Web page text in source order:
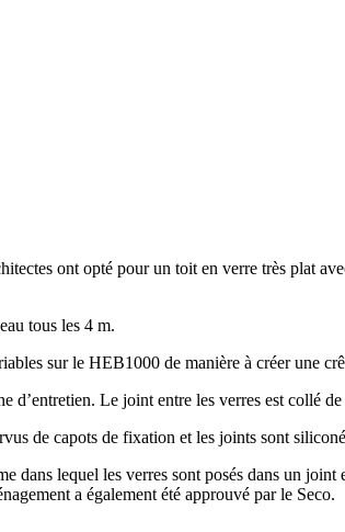
ont opté pour un toit en verre très plat
tous les 4 m.
sur le HEB1000 de manière à créer une
Le joint entre les verres est collé
de capots de fixation et les joints sont
dans lequel les verres sont posés dans un
a également été approuvé par le Seco.